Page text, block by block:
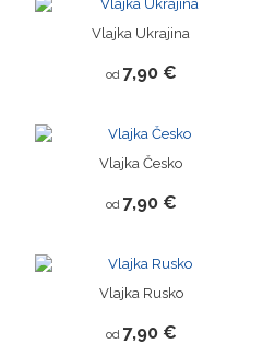
Vlajka Ukrajina
od 7,90 €
Vlajka Česko
od 7,90 €
Vlajka Rusko
od 7,90 €